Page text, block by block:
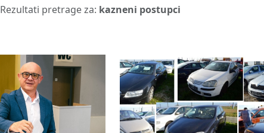
Rezultati pretrage za: kazneni postupci